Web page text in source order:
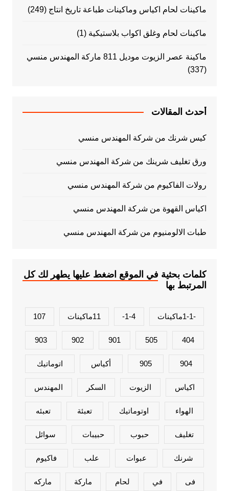
ماكينات لحام اكياس وماكينات طباعة تاريخ انتاج (249)
ماكينات لحام وغلق اكواب بلاستيكية (1)
ماكينة عصر الزيوت موديل 811 ماركة المهندس منسي
(337)
أحدث المقالات
كيس شرنك من شركة المهندس منسي
ورق تغليف شرينك من شركة المهندس منسي
رولات الفاكيوم من شركة المهندس منسي
اكياس القهوة من شركة المهندس منسي
طبات الالومنيوم من شركة المهندس منسي
كلمات بحثية في الموقع اضغط عليها يطهر لك كل
المرتبط بها
-1-1ماكينات 1-4- 11ماكينات 107
404
505
901
902
903
904
905 أكياس اتوماتيك
اكياس الزيوت السكر المهندس
الهواء اوتوماتيك تعبئة تعبئه
تغليف حبوب حبيبات سوائل
شرنك عبوات علب فاكيوم
فى في لحام ماركة ماركه